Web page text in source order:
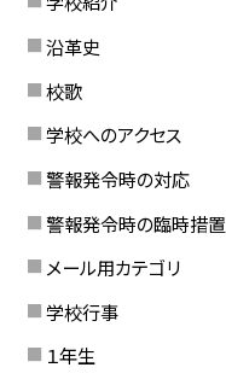
沿革史
校歌
学校へのアクセス
警報発令時の対応
警報発令時の臨時措置
メール用カテゴリ
学校行事
１年生